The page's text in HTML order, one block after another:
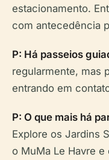
estacionamento.
com antecedência
P: Há passeios
regularmente, mas
entrando em
P: O que mais há
Explore os Jardins
o MuMa Le Havre e